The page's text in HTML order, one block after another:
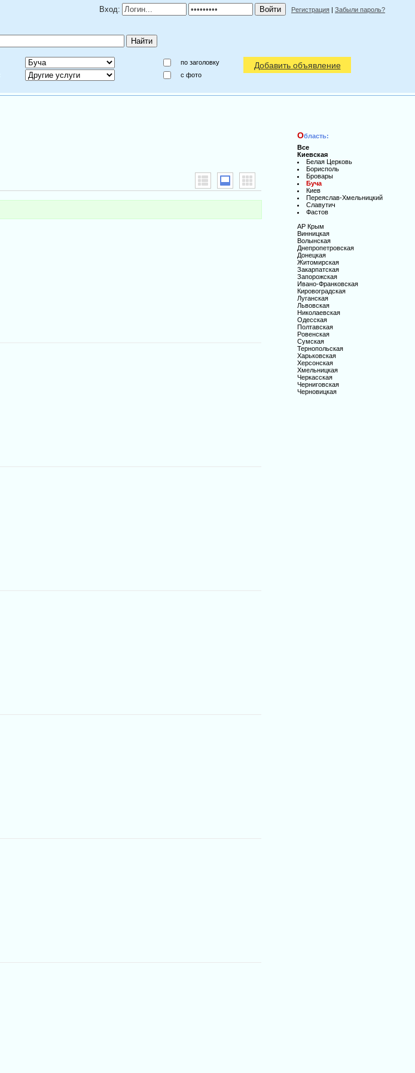
Вход: Регистрация | Забыли пароль?
по заголовку
c фото
Добавить объявление
Область:
Все
Киевская
Белая Церковь
Борисполь
Бровары
Буча
Киев
Переяслав-Хмельницкий
Славутич
Фастов
АР Крым
Винницкая
Волынская
Днепропетровская
Донецкая
Житомирская
Закарпатская
Запорожская
Ивано-Франковская
Кировоградская
Луганская
Львовская
Николаевская
Одесская
Полтавская
Ровенская
Сумская
Тернопольская
Харьковская
Херсонская
Хмельницкая
Черкасская
Черниговская
Черновицкая